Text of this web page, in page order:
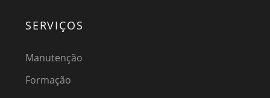
SERVIÇOS
Manutenção
Formação